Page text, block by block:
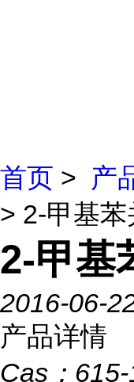
首页 > 产
> 2-甲基苯
2-甲基
2016-06-
产品详情
Cas：